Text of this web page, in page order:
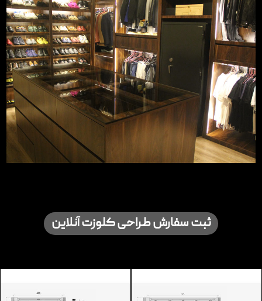
ثبت سفارش طراحی کلوزت آنلاین